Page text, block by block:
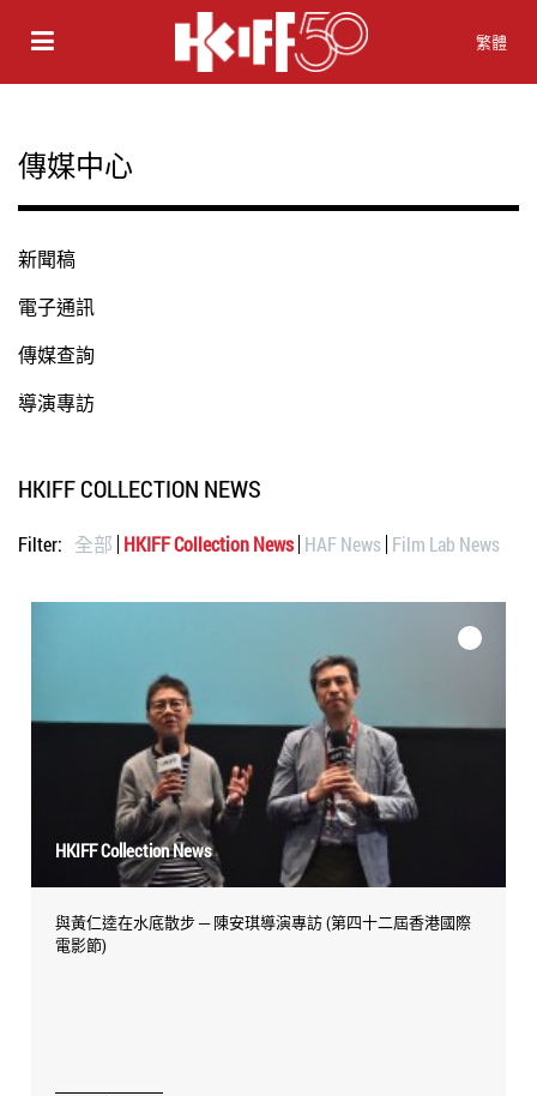
繁體
傳媒中心
新聞稿
電子通訊
傳媒查詢
導演專訪
HKIFF COLLECTION NEWS
Filter: 全部 HKIFF Collection News HAF News Film Lab News
HKIFF Collection News
與黃仁逵在水底散步 ─ 陳安琪導演專訪 (第四十二屆香港國際
電影節)